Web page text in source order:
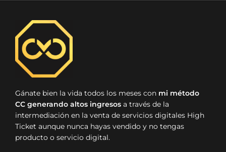
Gánate bien la vida todos los meses con mi método
CC generando altos ingresos a través de la
intermediación en la venta de servicios digitales High
Ticket aunque nunca hayas vendido y no tengas
producto o servicio digital.